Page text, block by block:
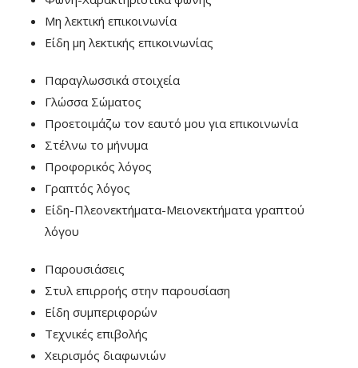
Μη λεκτική επικοινωνία
Είδη μη λεκτικής επικοινωνίας
Παραγλωσσικά στοιχεία
Γλώσσα Σώματος
Προετοιμάζω τον εαυτό μου για επικοινωνία
Στέλνω το μήνυμα
Προφορικός λόγος
Γραπτός λόγος
Είδη-Πλεονεκτήματα-Μειονεκτήματα γραπτού
λόγου
Παρουσιάσεις
Στυλ επιρροής στην παρουσίαση
Είδη συμπεριφορών
Τεχνικές επιβολής
Χειρισμός διαφωνιών